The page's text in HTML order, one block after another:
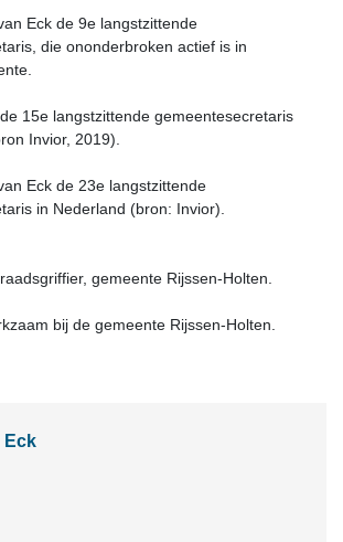
Eck de 9e langstzittende
die ononderbroken actief is in
15e langstzittende gemeentesecretaris
Invior, 2019).
Eck de 23e langstzittende
in Nederland (bron: Invior).
gemeente Rijssen-Holten.
bij de gemeente Rijssen-Holten.
Eck